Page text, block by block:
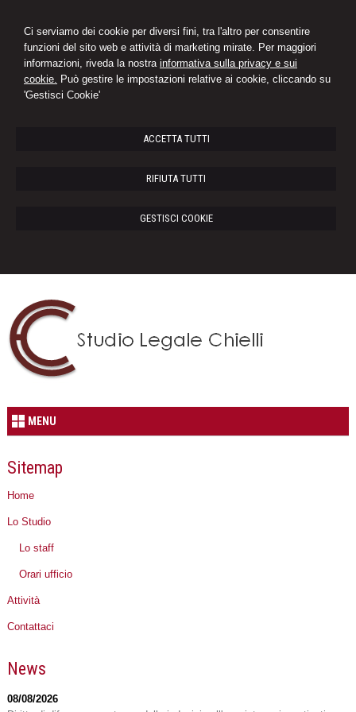
Ci serviamo dei cookie per diversi fini, tra l'altro per consentire
funzioni del sito web e attività di marketing mirate. Per maggiori
informazioni, riveda la nostra informativa sulla privacy e sui
cookie. Può gestire le impostazioni relative ai cookie, cliccando su
'Gestisci Cookie'
ACCETTA TUTTI
RIFIUTA TUTTI
GESTISCI COOKIE
MENU
Sitemap
Home
Lo Studio
Lo staff
Orari ufficio
Attività
Contattaci
News
08/08/2026